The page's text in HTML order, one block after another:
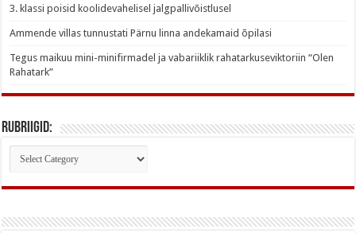
3. klassi poisid koolidevahelisel jalgpallivõistlusel
Ammende villas tunnustati Pärnu linna andekamaid õpilasi
Tegus maikuu mini-minifirmadel ja vabariiklik rahatarkuseviktoriin “Olen
Rahatark”
Rubriigid:
Rubriigid: